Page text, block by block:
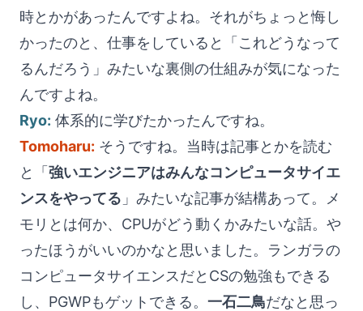
時とかがあったんですよね。それがちょっと悔し
かったのと、仕事をしていると「これどうなって
るんだろう」みたいな裏側の仕組みが気になった
んですよね。
Ryo: 体系的に学びたかったんですね。
Tomoharu: そうですね。当時は記事とかを読む
と「強いエンジニアはみんなコンピュータサイエ
ンスをやってる 」みたいな記事が結構あって。メ
モリとは何か、CPUがどう動くかみたいな話。や
ったほうがいいのかなと思いました。ランガラの
コンピュータサイエンスだとCSの勉強もできる
し、PGWPもゲットできる。 一石二鳥だなと思っ